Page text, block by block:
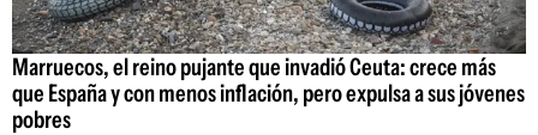
Marruecos, el reino pujante que invadió Ceuta: crece más
que España y con menos inflación, pero expulsa a sus jóvenes
pobres